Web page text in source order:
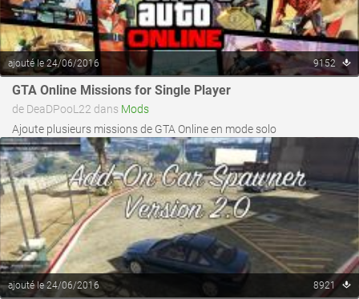
ajouté le 24/06/2016 9152
GTA Online Missions for Single Player
de DeaDPooL22 dans Mods
Ajoute plusieurs missions de GTA Online en mode solo
voir ce fichier
ajouté le 24/06/2016 8921